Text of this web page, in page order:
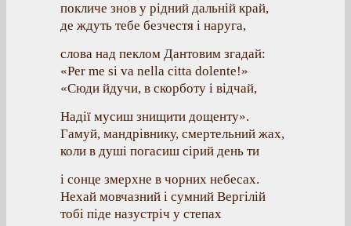
покличе знов у рідний дальній край,
де ждуть тебе безчестя і наруга,
слова над пеклом Дантовим згадай:
«Per me si va nella citta dolente!»
«Сюди йдучи, в скорботу і відчай,
Надії мусиш знищити дощенту».
Гамуй, мандрівнику, смертельний жах,
коли в душі погасиш сірий день ти
і сонце змерхне в чорних небесах.
Нехай мовчазний і сумний Вергілій
тобі піде назустріч у степах